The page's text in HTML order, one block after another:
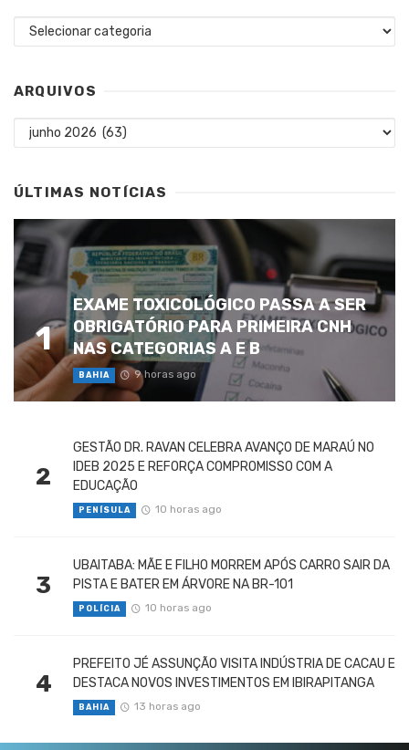
Categorias
ARQUIVOS
Arquivos
ÚLTIMAS NOTÍCIAS
1
EXAME TOXICOLÓGICO PASSA A SER
OBRIGATÓRIO PARA PRIMEIRA CNH
NAS CATEGORIAS A E B
BAHIA 9 horas ago
2
GESTÃO DR. RAVAN CELEBRA AVANÇO DE MARAÚ NO
IDEB 2025 E REFORÇA COMPROMISSO COM A
EDUCAÇÃO
PENÍSULA 10 horas ago
3
UBAITABA: MÃE E FILHO MORREM APÓS CARRO SAIR DA
PISTA E BATER EM ÁRVORE NA BR-101
POLÍCIA 10 horas ago
4
PREFEITO JÉ ASSUNÇÃO VISITA INDÚSTRIA DE CACAU E
DESTACA NOVOS INVESTIMENTOS EM IBIRAPITANGA
BAHIA 13 horas ago